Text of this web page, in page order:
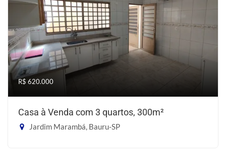
R$ 620.000
Casa à Venda com 3 quartos, 300m²
Jardim Marambá, Bauru-SP